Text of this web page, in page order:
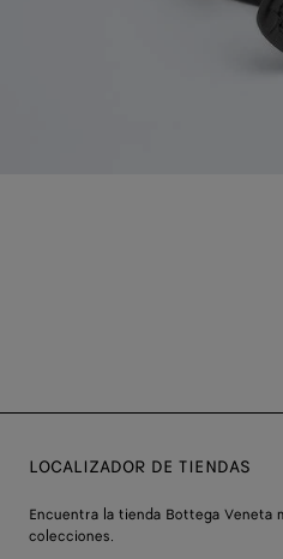
LOCALIZADOR DE TIENDAS
Encuentra la tienda Bottega Veneta
colecciones.